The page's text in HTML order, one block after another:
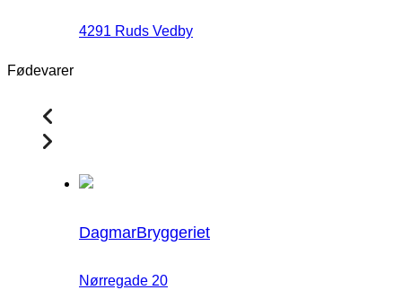
4291 Ruds Vedby
Fødevarer
DagmarBryggeriet
Nørregade 20